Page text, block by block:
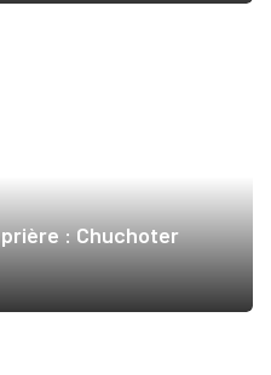
: Chuchoter